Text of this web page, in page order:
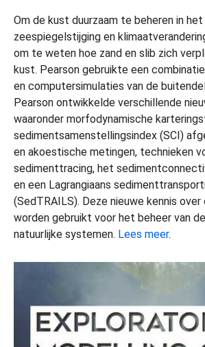
Om de kust duurzaam te beheren in
zeespiegelstijging en
om te weten hoe zand en slib zich
kust. Pearson gebruikte een
en computersimulaties van de
Pearson ontwikkelde verschillende
waaronder morfodynamische
sedimentsamenstellingsindex (SCI)
en akoestische metingen, technieken
sedimenttracing, het
en een Lagrangiaans
(SedTRAILS). Deze nieuwe kennis
worden gebruikt voor het beheer van
natuurlijke systemen. Lees meer.